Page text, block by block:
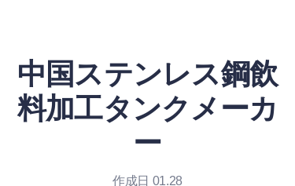
中国ステンレス鋼飲
料加工タンクメーカ
ー
作成日 01.28
プロジェクト事例